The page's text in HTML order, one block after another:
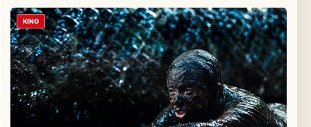
KINO